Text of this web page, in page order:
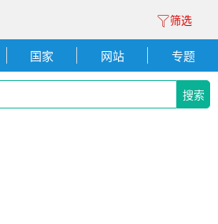
筛选
国家 网站 专题
搜索